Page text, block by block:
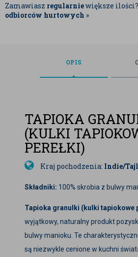
Zamawiasz regularniewiększe
odbiorców hurtowych »
OPIS
TAPIOKA
(KULKI
PEREŁKI)
Kraj pochodzenia: Indie/
Składniki: 100% skrobia z bulwy
Tapioka granulki (kulki tapiokowe
wyjątkowy, naturalny produkt
bulwy manioku. Te
są niezwykle cenione w kuchni